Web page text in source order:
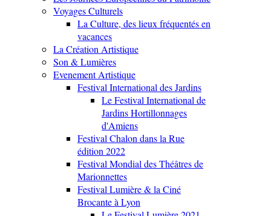
Voyages Culturels
La Culture, des lieux fréquentés en
vacances
La Création Artistique
Son & Lumières
Evenement Artistique
Festival International des Jardins
Le Festival International de
Jardins Hortillonnages
d'Amiens
Festival Chalon dans la Rue
édition 2022
Festival Mondial des Théâtres de
Marionnettes
Festival Lumière & la Ciné
Brocante à Lyon